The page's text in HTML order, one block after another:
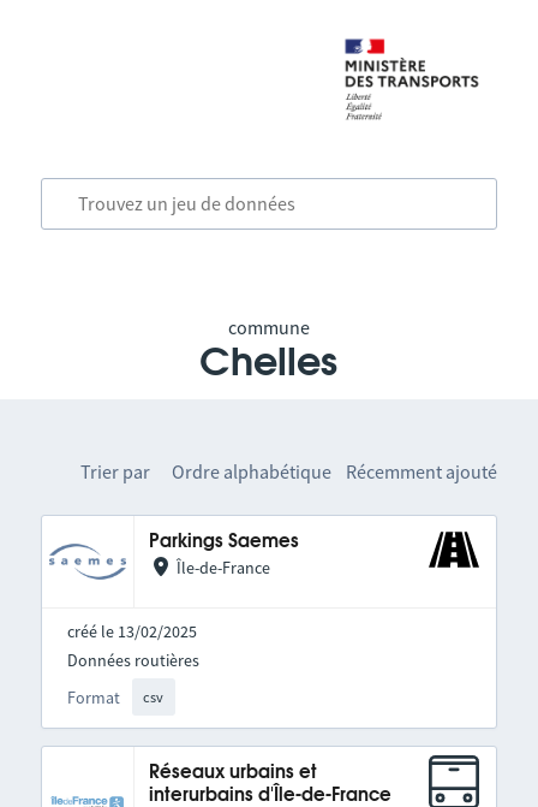
commune
Chelles
Trier par Ordre alphabétique Récemment ajouté
Parkings Saemes
Île-de-France
créé le 13/02/2025
Format csv
Données routières
Réseaux urbains et
interurbains d'Île-de-France